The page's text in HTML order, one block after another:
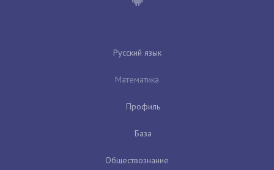
Русский язык
Математика
Профиль
База
Обществознание